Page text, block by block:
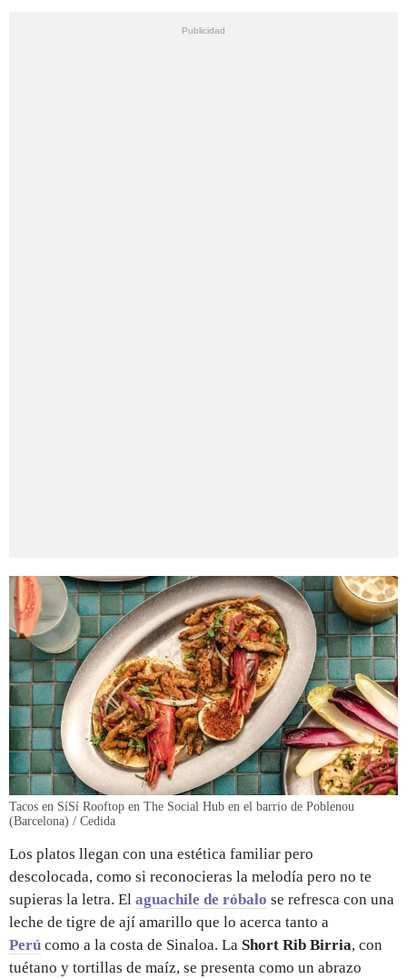
Tacos en SíSí Rooftop en The Social Hub en el barrio de Poblenou
(Barcelona) / Cedida
Los platos llegan con una estética familiar pero
descolocada, como si reconocieras la melodía pero no te
supieras la letra. El aguachile de róbalo se refresca con una
leche de tigre de ají amarillo que lo acerca tanto a
Perú como a la costa de Sinaloa. La Short Rib Birria, con
tuétano y tortillas de maíz, se presenta como un abrazo